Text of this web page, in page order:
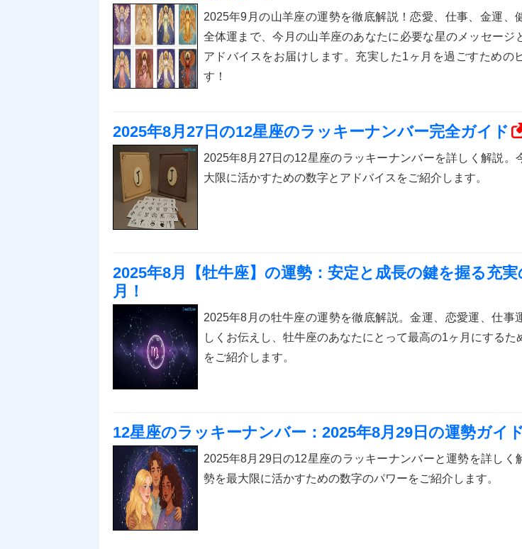
2025年9月の山羊座の運勢を徹底解説！恋愛、仕事、金運、
全体運まで、今月の山羊座のあなたに必要な星のメッセージ
アドバイスをお届けします。充実した1ヶ月を過ごすための
す！
2025年8月27日の12星座のラッキーナンバー完全ガイド
2025年8月27日の12星座のラッキーナンバーを詳しく解説。
大限に活かすための数字とアドバイスをご紹介します。
2025年8月【牡牛座】の運勢：安定と成長の鍵を握る充実
月！
2025年8月の牡牛座の運勢を徹底解説。金運、恋愛運、仕事
しくお伝えし、牡牛座のあなたにとって最高の1ヶ月にするた
をご紹介します。
12星座のラッキーナンバー：2025年8月29日の運勢ガイ
2025年8月29日の12星座のラッキーナンバーと運勢を詳しく
勢を最大限に活かすための数字のパワーをご紹介します。